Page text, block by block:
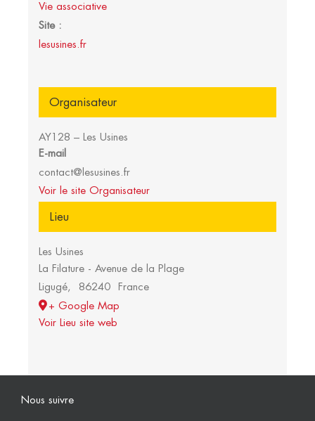
Vie associative
Site :
lesusines.fr
Lieu
Les Usines
La Filature - Avenue de la Plage
Ligugé, 86240
France
+ Google Map
Voir Lieu site web
Organisateur
AY128 – Les Usines
E-mail
contact@lesusines.fr
Voir le site Organisateur
Nous suivre